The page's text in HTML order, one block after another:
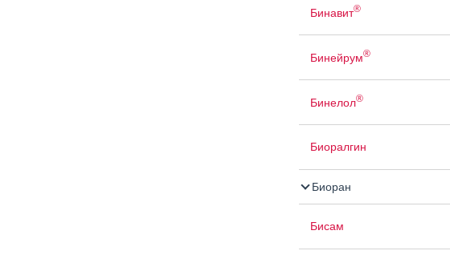
Бинавит®
Бинейрум®
Бинелол®
Биоралгин
Биоран
Бисам